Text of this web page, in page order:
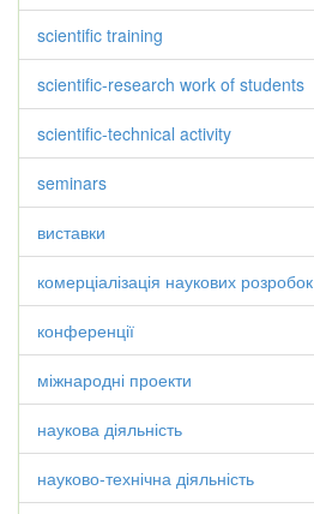
scientific training
scientific-research work of students
scientific-technical activity
seminars
виставки
комерціалізація наукових розробок
конференції
міжнародні проекти
наукова діяльність
науково-технічна діяльність